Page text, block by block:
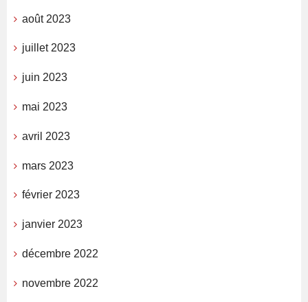
août 2023
juillet 2023
juin 2023
mai 2023
avril 2023
mars 2023
février 2023
janvier 2023
décembre 2022
novembre 2022